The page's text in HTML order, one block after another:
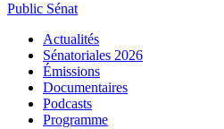
Public Sénat
Actualités
Sénatoriales 2026
Émissions
Documentaires
Podcasts
Programme